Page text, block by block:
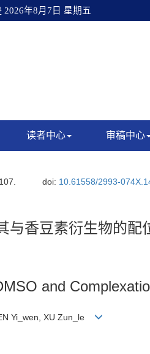
2026年8月7日 星期五
读者中心 审稿中心
doi: 10.61558/2993-
香豆素衍生物的配
and
Yi_wen, XU Zun_le